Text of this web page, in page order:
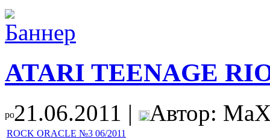
ATARI TEENAGE
21.06.2011 | Автор:
ROCK ORACLE №3 06/2011